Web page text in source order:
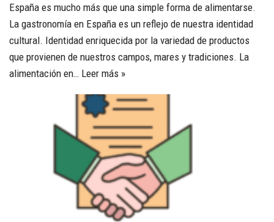
España es mucho más que una simple forma de alimentarse.
La gastronomía en España es un reflejo de nuestra identidad
cultural. Identidad enriquecida por la variedad de productos
que provienen de nuestros campos, mares y tradiciones. La
alimentación en… Leer más »